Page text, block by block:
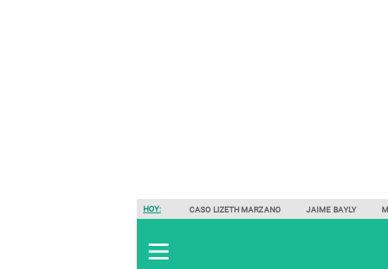
HOY: CASO LIZETH MARZANO JAIME BAYLY